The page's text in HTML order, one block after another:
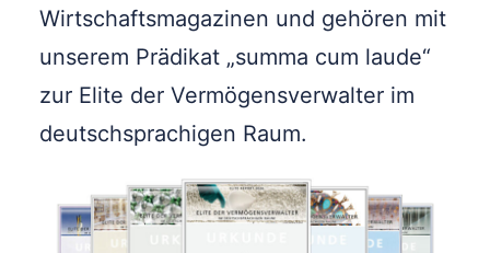
Wirtschaftsmagazinen und gehören mit
unserem Prädikat „summa cum laude“
zur Elite der Vermögensverwalter im
deutschsprachigen Raum.